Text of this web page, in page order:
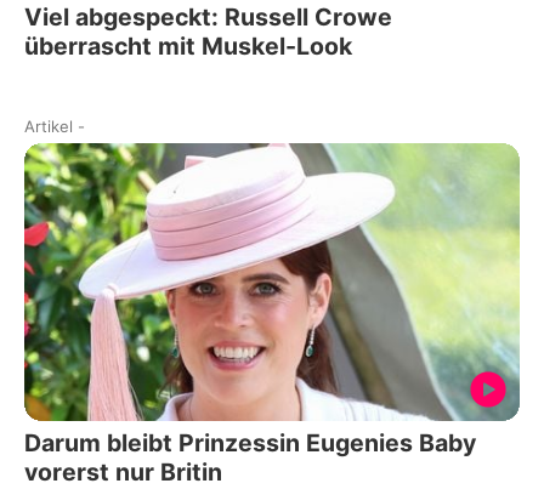
Viel abgespeckt: Russell Crowe
überrascht mit Muskel-Look
Artikel -
Darum bleibt Prinzessin Eugenies Baby
vorerst nur Britin